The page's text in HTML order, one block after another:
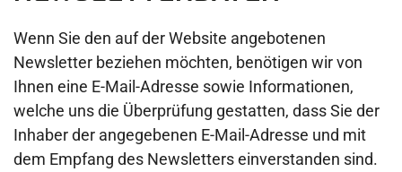
Wenn Sie den auf der Website angebotenen
Newsletter beziehen möchten, benötigen wir von
Ihnen eine E-Mail-Adresse sowie Informationen,
welche uns die Überprüfung gestatten, dass Sie der
Inhaber der angegebenen E-Mail-Adresse und mit
dem Empfang des Newsletters einverstanden sind.